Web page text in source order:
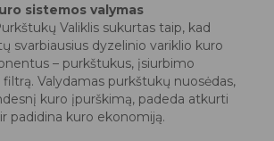
sistemos valymas
Valiklis sukurtas taip, kad
svarbiausius dyzelinio variklio kuro
– purkštukus, įsiurbimo
Valydamas purkštukų nuosėdas,
kuro įpurškimą, padeda atkurti
padidina kuro ekonomiją.